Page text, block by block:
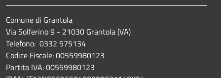
Comune di Grantola
Via Solferino 9 - 21030 Grantola (VA)
Telefono: 0332 575134
Codice Fiscale: 00559980123
Partita IVA: 00559980123